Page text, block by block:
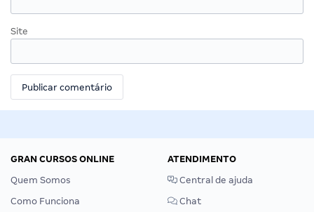
Site
GRAN CURSOS ONLINE
Quem Somos
Como Funciona
ATENDIMENTO
Central de ajuda
Chat